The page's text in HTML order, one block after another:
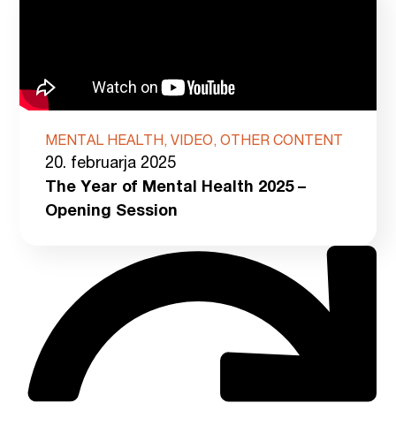
MENTAL HEALTH, VIDEO, OTHER CONTENT
20. februarja 2025
The Year of Mental Health 2025 –
Opening Session